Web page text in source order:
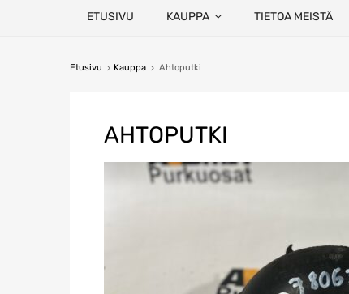
ETUSIVU KAUPPA TIETOA MEISTÄ
Etusivu Kauppa Ahtoputki
AHTOPUTKI